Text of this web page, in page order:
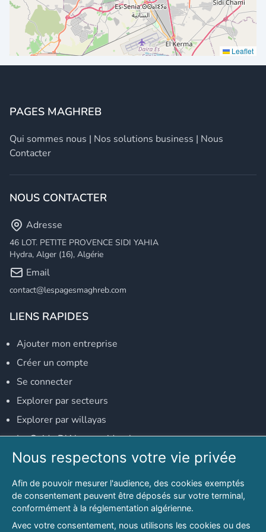
Leaflet
PAGES MAGHREB
Qui sommes nous | Nos solutions business | Nous
Contacter
NOUS CONTACTER
Adresse
46 LOT. PETITE PROVENCE SIDI YAHIA
Hydra, Alger (16), Algérie
Email
contact@lespagesmaghreb.com
LIENS RAPIDES
Ajouter mon entreprise
Créer un compte
Se connecter
Explorer par secteurs
Explorer par willayas
Le Guide D'Alger, guide-alger.com
NOS RÉSEAUX SOCIAUX
Notre page Facebook
Notre page LinkedIn
Nous respectons votre vie privée
Afin de pouvoir mesurer l'audience, des cookies exemptés
de consentement peuvent être déposés sur votre terminal,
conformément à la réglementation algérienne.
Avec votre consentement, nous utilisons les cookies ou des